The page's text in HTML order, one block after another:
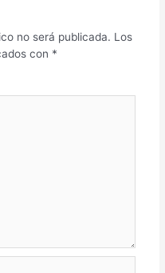
no será publicada. Los
con *